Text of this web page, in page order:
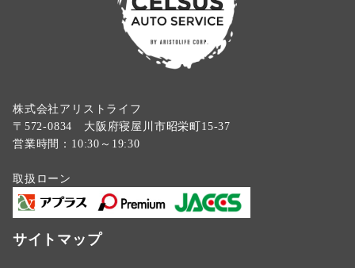
株式会社アリストライフ
〒572-0834 大阪府寝屋川市昭栄町15-37
営業時間：10:30～19:30
取扱ローン
サイトマップ